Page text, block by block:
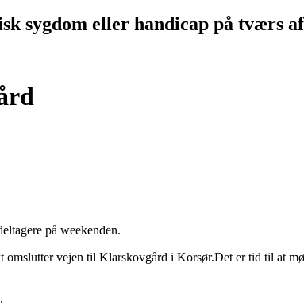
sygdom eller handicap på tværs
på weekenden.
vejen til Klarskovgård i Korsør.Det er tid til at